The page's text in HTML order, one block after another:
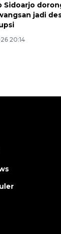
Sidoarjo
jadi
20:14